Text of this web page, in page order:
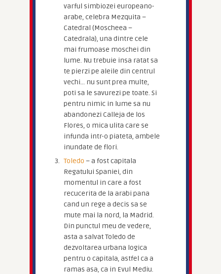
varful simbiozei europeano-
arabe, celebra Mezquita –
Catedral (Moscheea –
Catedrala), una dintre cele
mai frumoase moschei din
lume. Nu trebuie insa ratat sa
te pierzi pe aleile din centrul
vechi… nu sunt prea multe,
poti sa le savurezi pe toate. Si
pentru nimic in lume sa nu
abandonezi Calleja de los
Flores, o mica ulita care se
infunda intr-o piateta, ambele
inundate de flori.
Toledo – a fost capitala
Regatului Spaniei, din
momentul in care a fost
recucerita de la arabi pana
cand un rege a decis sa se
mute mai la nord, la Madrid.
Din punctul meu de vedere,
asta a salvat Toledo de
dezvoltarea urbana logica
pentru o capitala, astfel ca a
ramas asa, ca in Evul Mediu.